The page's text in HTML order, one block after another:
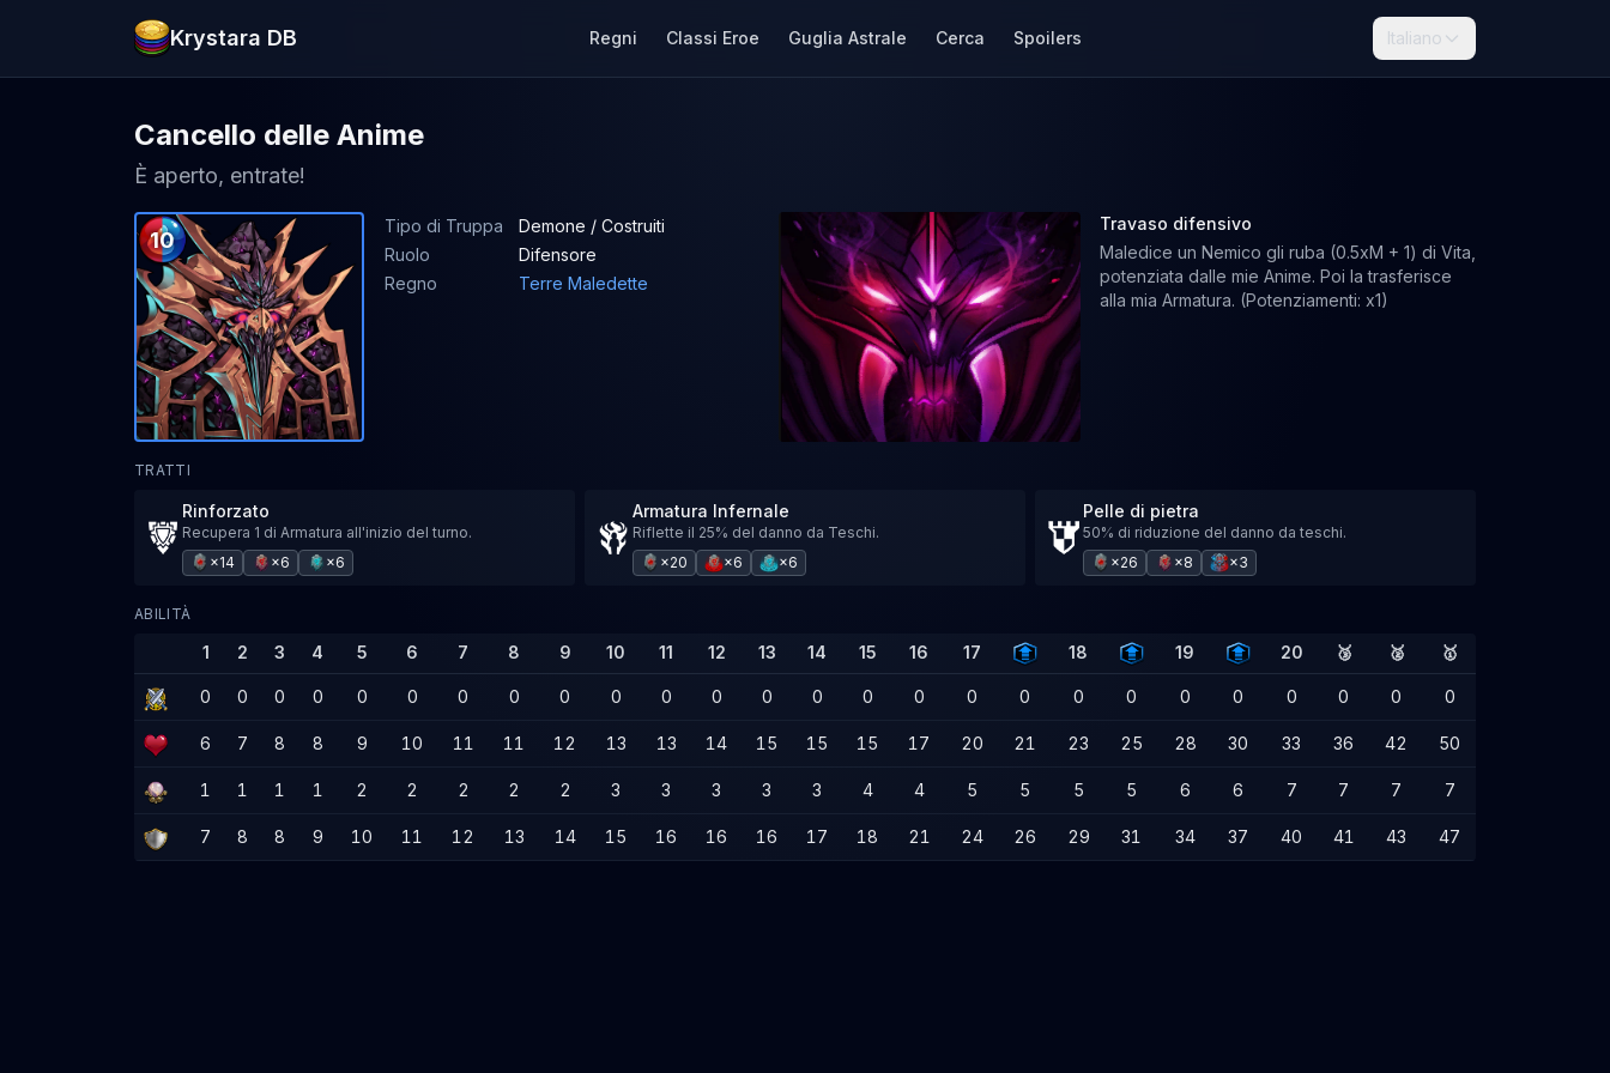
Krystara DB Regni Classi Eroe Guglia Astrale Cerca Spoilers Italiano
Cancello delle Anime
È aperto, entrate!
10
Tipo di Truppa
Demone / Costruiti
Ruolo
Difensore
Regno
Terre Maledette
Travaso difensivo
Maledice un Nemico gli ruba (0.5xM + 1) di Vita,
potenziata dalle mie Anime. Poi la trasferisce
alla mia Armatura. (Potenziamenti: x1)
TRATTI
Rinforzato
Recupera 1 di Armatura all'inizio del turno.
×14
×6 ×6
Armatura Infernale
Riflette il 25% del danno da Teschi.
×20
×6 ×6
Pelle di pietra
50% di riduzione del danno da teschi.
×26
×8 ×3
ABILITÀ
1 2 3 4 5 6 7 8 9 10 11 12 13 14 15 16 17 18 19 20 🥉 🥈 🥇
0 0 0 0 0 0 0 0 0 0 0 0 0 0 0 0 0 0 0 0 0 0 0 0 0 0
6 7 8 8 9 10 11 11 12 13 13 14 15 15 15 17 20 21 23 25 28 30 33 36 42 50
1 1 1 1 2 2 2 2 2 3 3 3 3 3 4 4 5 5 5 5 6 6 7 7 7 7
7 8 8 9 10 11 12 13 14 15 16 16 16 17 18 21 24 26 29 31 34 37 40 41 43 47